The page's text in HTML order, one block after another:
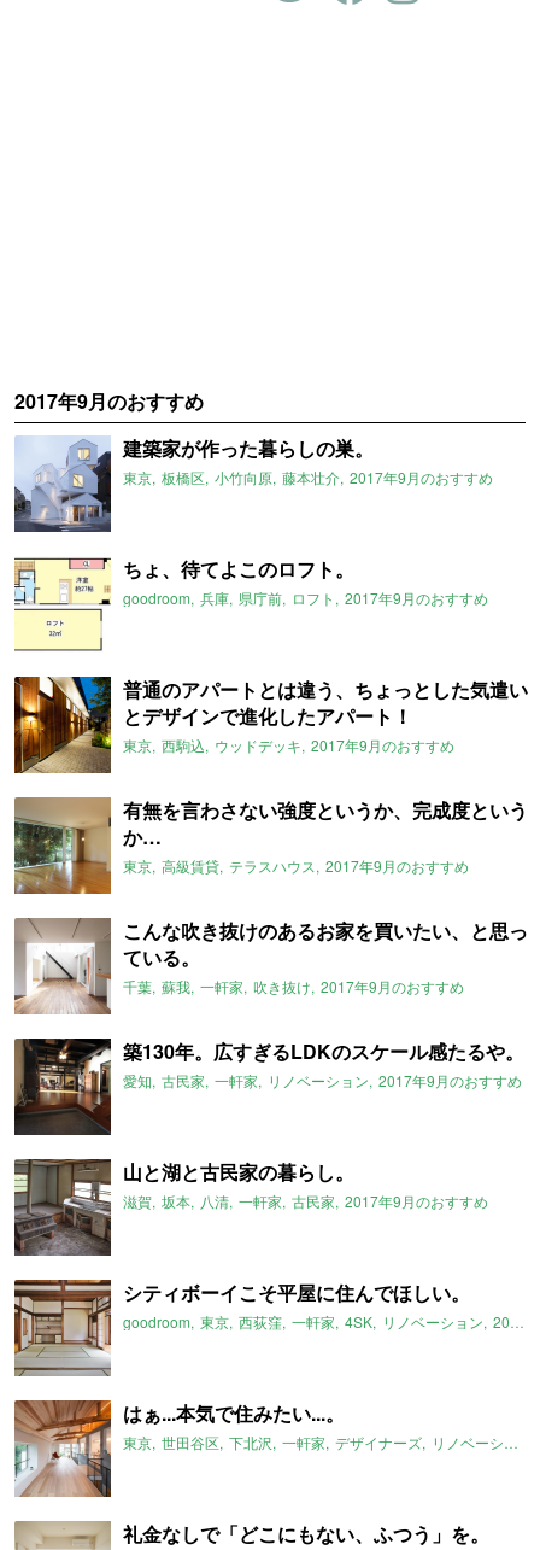
2017年9月のおすすめ
建築家が作った暮らしの巣。
東京 板橋区 小竹向原 藤本壮介 2017年9月のおすすめ
ちょ、待てよこのロフト。
goodroom 兵庫 県庁前 ロフト 2017年9月のおすすめ
普通のアパートとは違う、ちょっとした気遣い
とデザインで進化したアパート！
東京 西駒込 ウッドデッキ 2017年9月のおすすめ
有無を言わさない強度というか、完成度という
か…
東京 高級賃貸 テラスハウス 2017年9月のおすすめ
こんな吹き抜けのあるお家を買いたい、と思っ
ている。
千葉 蘇我 一軒家 吹き抜け 2017年9月のおすすめ
築130年。広すぎるLDKのスケール感たるや。
愛知 古民家 一軒家 リノベーション 2017年9月のおすすめ
山と湖と古民家の暮らし。
滋賀 坂本 八清 一軒家 古民家 2017年9月のおすすめ
シティボーイこそ平屋に住んでほしい。
goodroom 東京 西荻窪 一軒家 4SK リノベーション 2017年9月のおすすめ
はぁ...本気で住みたい...。
東京 世田谷区 下北沢 一軒家 デザイナーズ リノベーション
礼金なしで「どこにもない、ふつう」を。